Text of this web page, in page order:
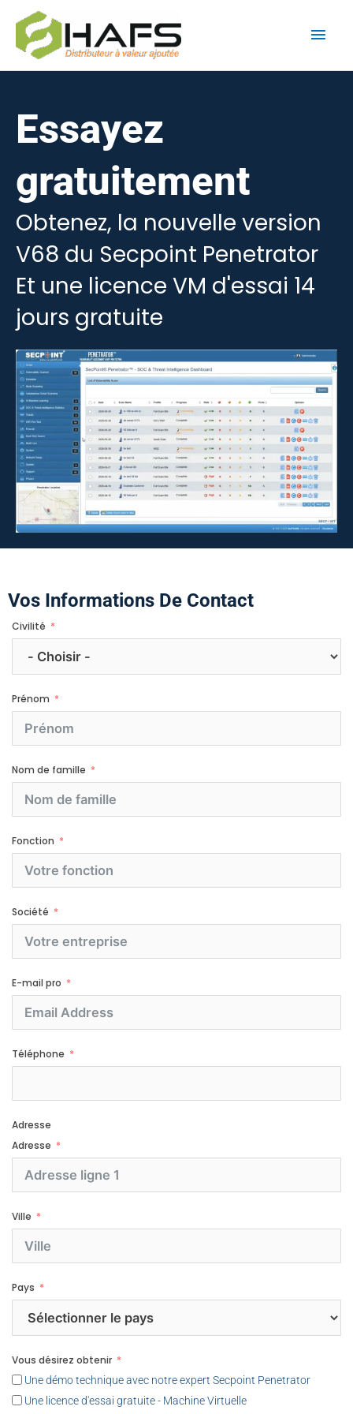
contenu
Essayez
gratuitement
Obtenez, la nouvelle version
V68 du Secpoint Penetrator
Et une licence VM d'essai 14
jours gratuite
Vos Informations De Contact
Civilité
Prénom
Nom de famille
Fonction
Société
E-mail pro
Téléphone
Adresse
Adresse
Ville
Pays
Vous désirez obtenir
Une démo technique avec notre expert Secpoint Penetrator
Une licence d'essai gratuite - Machine Virtuelle